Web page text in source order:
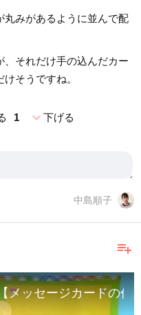
丸みがあるように並んで配
それだけ手の込んだカー
そうですね。
1 expand_more下げる
中島順子
playlist_add
メッセージカードの作